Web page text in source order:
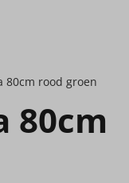
80cm rood groen
80cm